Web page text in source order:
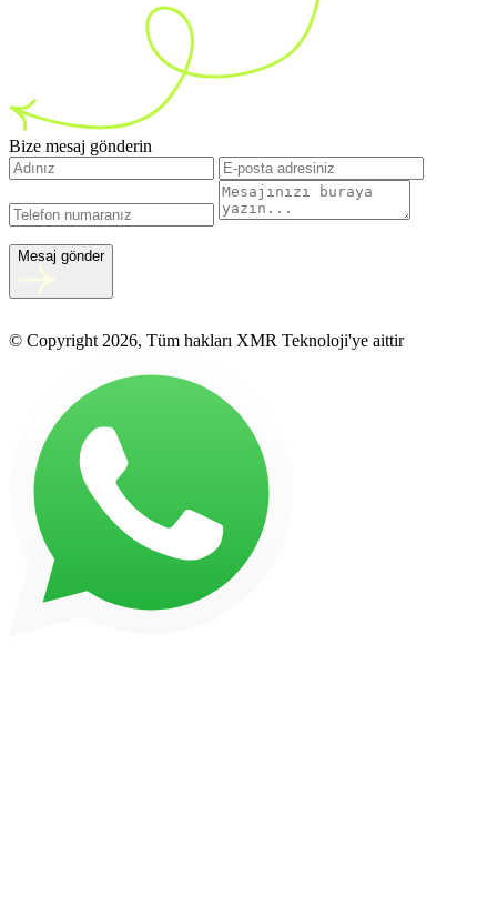
Bize mesaj gönderin
Mesaj gönder
© Copyright 2026, Tüm hakları XMR Teknoloji'ye aittir